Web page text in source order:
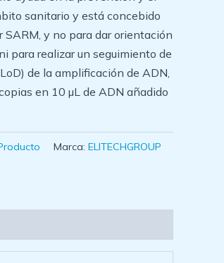
sanitario y está concebido
y no para dar orientación
para realizar un seguimiento de
de la amplificación de ADN,
en 10 µL de ADN añadido
Marca: ELITECHGROUP